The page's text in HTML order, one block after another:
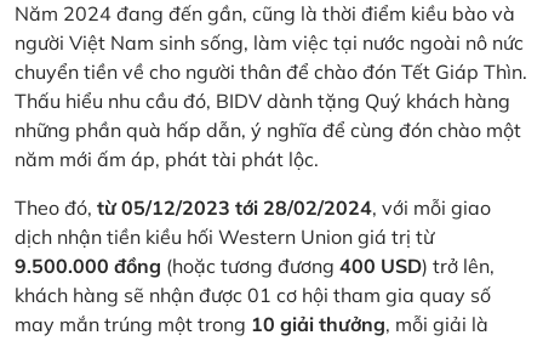
Năm 2024 đang đến gần, cũng là thời điểm kiều bào và
người Việt Nam sinh sống, làm việc tại nước ngoài nô nức
chuyển tiền về cho người thân để chào đón Tết Giáp Thìn.
Thấu hiểu nhu cầu đó, BIDV dành tặng Quý khách hàng
những phần quà hấp dẫn, ý nghĩa để cùng đón chào một
năm mới ấm áp, phát tài phát lộc.
Theo đó, từ 05/12/2023 tới 28/02/2024, với mỗi giao
dịch nhận tiền kiều hối Western Union giá trị từ
9.500.000 đồng (hoặc tương đương 400 USD) trở lên,
khách hàng sẽ nhận được 01 cơ hội tham gia quay số
may mắn trúng một trong 10 giải thưởng, mỗi giải là